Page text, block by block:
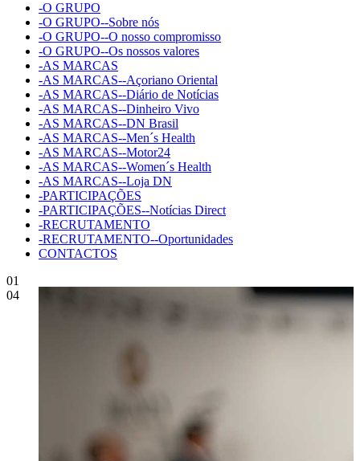
-O GRUPO
-O GRUPO--Sobre nós
-O GRUPO--O nosso compromisso
-O GRUPO--Os nossos valores
-AS MARCAS
-AS MARCAS--Açoriano Oriental
-AS MARCAS--Diário de Notícias
-AS MARCAS--Dinheiro Vivo
-AS MARCAS--DN Brasil
-AS MARCAS--Men´s Health
-AS MARCAS--Motor24
-AS MARCAS--Women´s Health
-AS MARCAS--Loja DN
-PARTICIPAÇÕES
-PARTICIPAÇÕES--Notícias Direct
-RECRUTAMENTO
-RECRUTAMENTO--Oportunidades
CONTACTOS
01
04